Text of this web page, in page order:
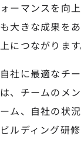
ォーマンスを向
も大きな成果を
上につながります
自社に最適なチ
は、チームのメ
ーム、自社の状
ビルディング研